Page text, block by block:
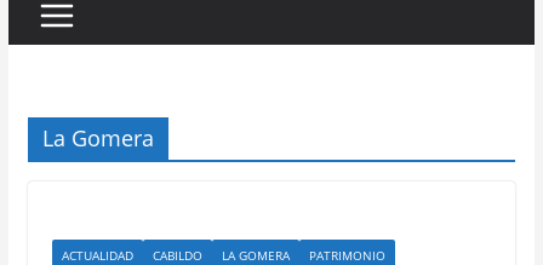
La Gomera
ACTUALIDAD CABILDO LA GOMERA PATRIMONIO